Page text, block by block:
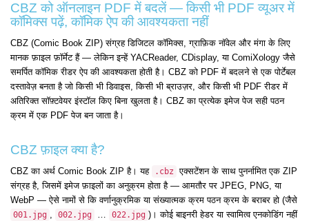
CBZ को ऑनलाइन PDF में बदलें — किसी भी PDF व्यूअर में
कॉमिक्स पढ़ें, कॉमिक ऐप की आवश्यकता नहीं
CBZ (Comic Book ZIP) संग्रह डिजिटल कॉमिक्स, ग्राफ़िक नॉवेल और मंगा के लिए
मानक फ़ाइल फ़ॉर्मेट हैं — लेकिन इन्हें YACReader, CDisplay, या ComiXology जैसे
समर्पित कॉमिक रीडर ऐप की आवश्यकता होती है। CBZ को PDF में बदलने से एक पोर्टेबल
दस्तावेज़ बनता है जो किसी भी डिवाइस, किसी भी ब्राउज़र, और किसी भी PDF रीडर में
अतिरिक्त सॉफ़्टवेयर इंस्टॉल किए बिना खुलता है। CBZ का प्रत्येक इमेज पेज सही पठन
क्रम में एक PDF पेज बन जाता है।
CBZ फ़ाइल क्या है?
CBZ का अर्थ Comic Book ZIP है। यह .cbz एक्सटेंशन के साथ पुनर्नामित एक ZIP
संग्रह है, जिसमें इमेज फ़ाइलों का अनुक्रम होता है — आमतौर पर JPEG, PNG, या
WebP — ऐसे नामों से कि वर्णानुक्रमिक या संख्यात्मक क्रम पठन क्रम के बराबर हो (जैसे
001.jpg , 002.jpg … 022.jpg )। कोई बाइनरी हेडर या स्वामित्व एनकोडिंग नहीं